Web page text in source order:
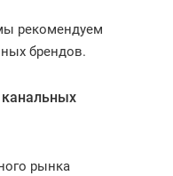
рекомендуем
брендов.
канальных
рынка